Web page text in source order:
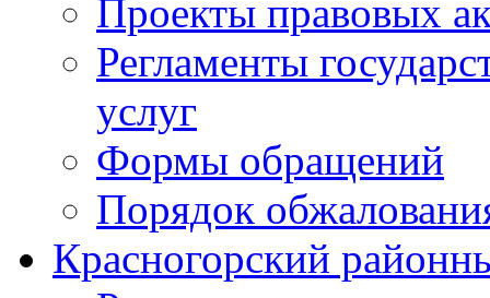
Проекты правовых
Регламенты
услуг
Формы обращений
Порядок
Красногорский